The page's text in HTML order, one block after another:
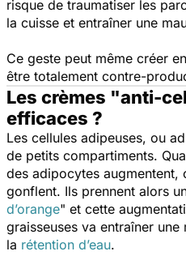
risque de traumatiser les
la cuisse et entraîner une
Ce geste peut même créer
être totalement contre-
Les crèmes "anti-
efficaces ?
Les cellules adipeuses, ou
de petits compartiments.
des adipocytes augmentent,
gonflent. Ils prennent alors
d’orange" et cette
graisseuses va entraîner
la rétention d’eau.